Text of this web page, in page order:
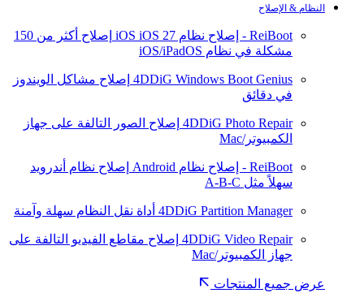
النظام & الإصلاح
ReiBoot - إصلاح نظام iOS iOS 27
إصلاح أكثر من 150
مشكلة في نظام iOS/iPadOS
4DDiG Windows Boot Genius إصلاح مشاكل الويندوز
في دقائق
4DDiG Photo Repair إصلاح الصور التالفة على جهاز
الكمبيوتر/Mac
ReiBoot - إصلاح نظام Android
إصلاح نظام أندرويد
سهلاً مثل A-B-C
4DDiG Partition Manager أداة نقل النظام سهلة وآمنة
4DDiG Video Repair إصلاح مقاطع الفيديو التالفة على
جهاز الكمبيوتر/Mac
عرض جميع المنتجات